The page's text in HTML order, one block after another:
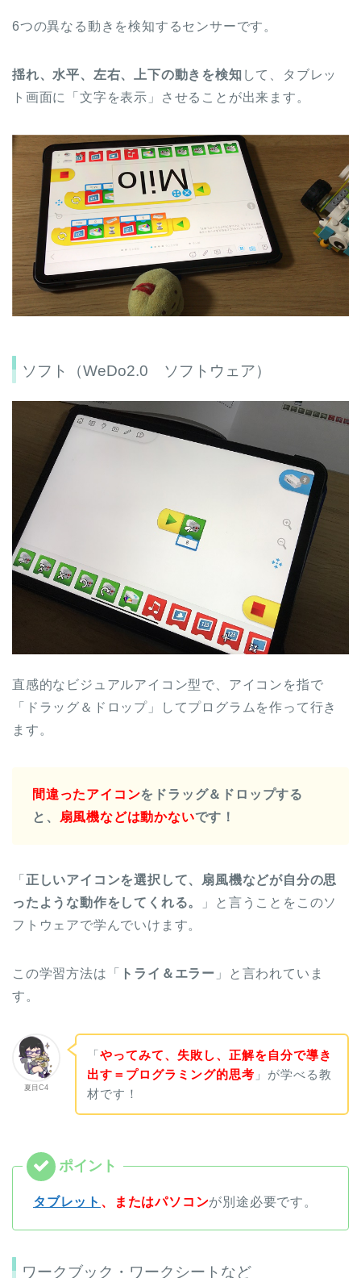
6つの異なる動きを検知するセンサーです。
揺れ、水平、左右、上下の動きを検知 して、タブレッ
ト画面に「文字を表示」させることが出来ます。
ソフト（WeDo2.0 ソフトウェア）
直感的なビジュアルアイコン型で、アイコンを指で
「ドラッグ＆ドロップ」してプログラムを作って行き
ます。
間違ったアイコンをドラッグ＆ドロップする
と、 扇風機などは動かないです！
「 正しいアイコンを選択して、扇風機などが自分の思
ったような動作をしてくれる。
」と言うことをこのソ
フトウェアで学んでいけます。
この学習方法は「 トライ＆エラー 」と言われていま
す。
夏目C4
「やってみて、失敗し、正解を自分で導き
出す＝プログラミング的思考 」が学べる教
材です！
タブレット 、またはパソコンが別途必要です。
ワークブック・ワークシートなど